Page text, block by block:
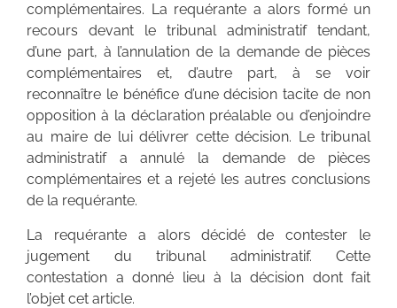
complémentaires. La requérante a alors formé un
recours devant le tribunal administratif tendant,
d’une part, à l’annulation de la demande de pièces
complémentaires et, d’autre part, à se voir
reconnaître le bénéfice d’une décision tacite de non
opposition à la déclaration préalable ou d’enjoindre
au maire de lui délivrer cette décision. Le tribunal
administratif a annulé la demande de pièces
complémentaires et a rejeté les autres conclusions
de la requérante.
La requérante a alors décidé de contester le
jugement du tribunal administratif. Cette
contestation a donné lieu à la décision dont fait
l’objet cet article.